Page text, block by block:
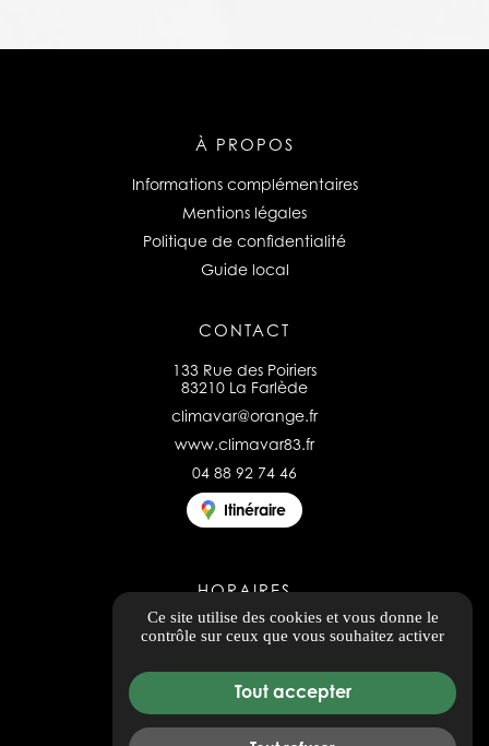
À PROPOS
Informations complémentaires
Mentions légales
Politique de confidentialité
Guide local
CONTACT
133 Rue des Poiriers
83210 La Farlède
climavar@orange.fr
www.climavar83.fr
04 88 92 74 46
Itinéraire
HORAIRES
Ouvert du lundi au vendredi
8h00 - 12h00 / 14h00 - 17h00
Tous les avis
Ce site utilise des cookies et vous donne le
contrôle sur ceux que vous souhaitez activer
Tout accepter